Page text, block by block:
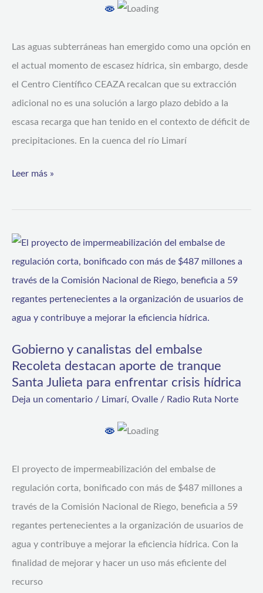
Las aguas subterráneas han emergido como una opción en
el actual momento de escasez hídrica, sin embargo, desde
el Centro Científico CEAZA recalcan que su extracción
adicional no es una solución a largo plazo debido a la
escasa recarga que han tenido en el contexto de déficit de
precipitaciones. En la cuenca del río Limarí
en
el
contexto
de
crisis
hídrica
Leer más »
Gobierno y canalistas del embalse
Recoleta destacan aporte de tranque
Santa Julieta para enfrentar crisis hídrica
Deja un comentario / Limarí, Ovalle / Radio Ruta Norte
El proyecto de impermeabilización del embalse de
regulación corta, bonificado con más de $487 millones a
través de la Comisión Nacional de Riego, beneficia a 59
regantes pertenecientes a la organización de usuarios de
agua y contribuye a mejorar la eficiencia hídrica. Con la
finalidad de mejorar y hacer un uso más eficiente del
recurso
Gobierno
y
canalistas
del
embalse
destacan
para
enfrentar
crisis
hídrica